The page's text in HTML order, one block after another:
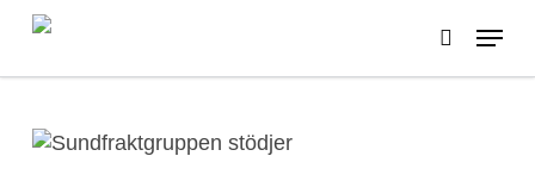
Skip
main
search
Menu